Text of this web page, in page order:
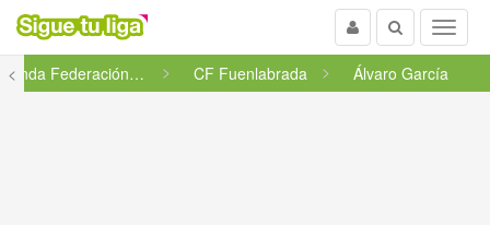
Menu
Buscar
Usuario
<
Segunda Federación - Grupo 5 CF Fuenlabrada Álvaro García